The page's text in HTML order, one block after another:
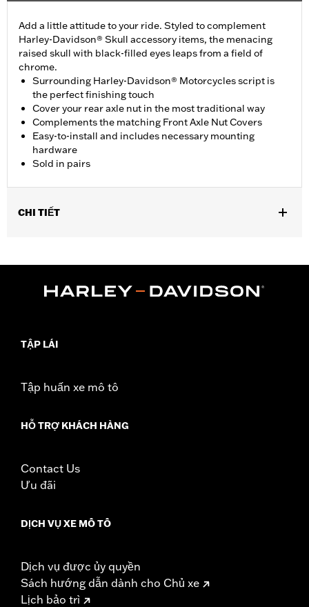
Add a little attitude to your ride. Styled to complement
Harley-Davidson® Skull accessory items, the menacing
raised skull with black-filled eyes leaps from a field of
chrome.
Surrounding Harley-Davidson® Motorcycles script is
the perfect finishing touch
Cover your rear axle nut in the most traditional way
Complements the matching Front Axle Nut Covers
Easy-to-install and includes necessary mounting
hardware
Sold in pairs
CHI TIẾT
Installation Instructions
In the Box:
WARRANTY:
TẬP LÁI
Tập huấn xe mô tô
HỖ TRỢ KHÁCH HÀNG
Contact Us
Ưu đãi
DỊCH VỤ XE MÔ TÔ
Dịch vụ được ủy quyền
Sách hướng dẫn dành cho Chủ xe
Lịch bảo trì